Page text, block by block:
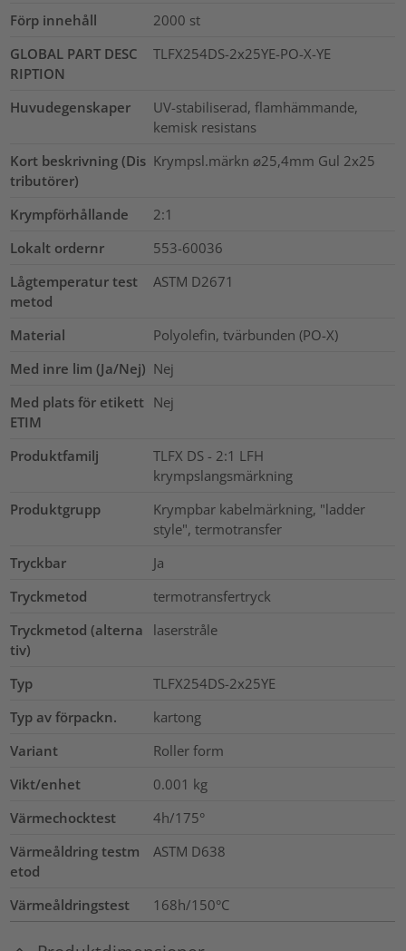
Förp innehåll
2000 st
GLOBAL PART DESC
RIPTION
TLFX254DS-2x25YE-PO-X-YE
Huvudegenskaper
UV-stabiliserad, flamhämmande,
kemisk resistans
Kort beskrivning (Dis
tributörer)
Krympsl.märkn ⌀25,4mm Gul 2x25
Krympförhållande
2:1
Lokalt ordernr
553-60036
Lågtemperatur test
metod
ASTM D2671
Material
Polyolefin, tvärbunden (PO-X)
Med inre lim (Ja/Nej) Nej
Med plats för etikett
ETIM
Nej
Produktfamilj
TLFX DS - 2:1 LFH
krympslangsmärkning
Produktgrupp
Krympbar kabelmärkning, "ladder
style", termotransfer
Tryckbar
Ja
Tryckmetod
termotransfertryck
Tryckmetod (alterna
tiv)
laserstråle
Typ
TLFX254DS-2x25YE
Typ av förpackn.
kartong
Variant
Roller form
Vikt/enhet
0.001 kg
Värmechocktest
4h/175°
Värmeåldring testm
etod
ASTM D638
Värmeåldringstest 168h/150°C